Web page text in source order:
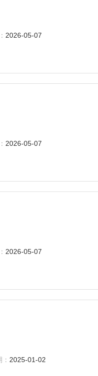
2026-05-07
2026-05-07
2026-05-07
2025-01-02